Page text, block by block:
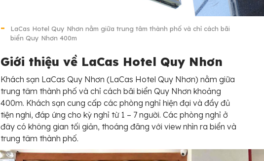
LaCas Hotel Quy Nhơn nằm giữa trung tâm thành phố và chỉ cách bãi
biển Quy Nhơn 400m
Giới thiệu về LaCas Hotel Quy Nhơn
Khách sạn LaCas Quy Nhơn (LaCas Hotel Quy Nhơn) nằm giữa
trung tâm thành phố và chỉ cách bãi biển Quy Nhơn khoảng
400m. Khách sạn cung cấp các phòng nghỉ hiện đại và đầy đủ
tiện nghi, đáp ứng cho kỳ nghỉ từ 1 – 7 người. Các phòng nghỉ ở
đây có không gian tối giản, thoáng đãng với view nhìn ra biển và
trung tâm thành phố.